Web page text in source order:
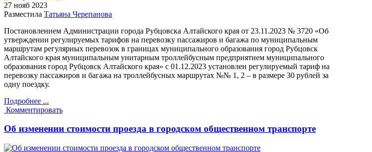
27 нояб 2023
Разместила Татьяна Черепанова
Постановлением Администрации города Рубцовска Алтайского края от 23.11.2023 № 3720 «Об
утверждении регулируемых тарифов на перевозку пассажиров и багажа по муниципальным
маршрутам регулярных перевозок в границах муниципального образования город Рубцовск
Алтайского края муниципальным унитарным троллейбусным предприятием муниципального
образования город Рубцовск Алтайского края» с 01.12.2023 установлен регулируемый тариф на
перевозку пассажиров и багажа на троллейбусных маршрутах №№ 1, 2 – в размере 30 рублей за
одну поездку.
Подробнее ...
Комментировать
Об изменении стоимости проезда в городском общественном транспорте